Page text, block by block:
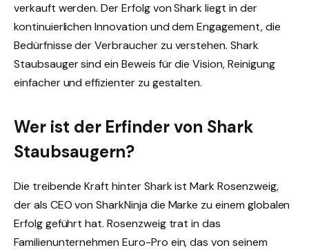
verkauft werden. Der Erfolg von Shark liegt in der
kontinuierlichen Innovation und dem Engagement, die
Bedürfnisse der Verbraucher zu verstehen. Shark
Staubsauger sind ein Beweis für die Vision, Reinigung
einfacher und effizienter zu gestalten.
Wer ist der Erfinder von Shark
Staubsaugern?
Die treibende Kraft hinter Shark ist Mark Rosenzweig,
der als CEO von SharkNinja die Marke zu einem globalen
Erfolg geführt hat. Rosenzweig trat in das
Familienunternehmen Euro-Pro ein, das von seinem